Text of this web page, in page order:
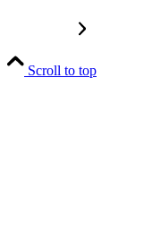
Scroll to top